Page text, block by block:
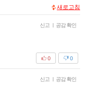
새로고침
신고 | 공감 확인
0
0
신고 | 공감 확인